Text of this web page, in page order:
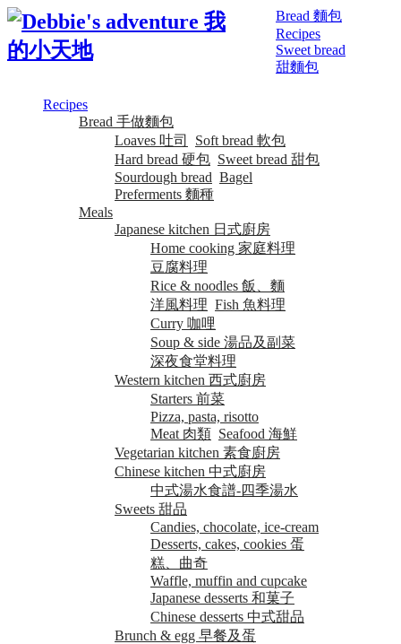
Recipes
Bread 手做麵包
Loaves 吐司
Soft bread 軟包
Hard bread 硬包 Sweet bread 甜包
Sourdough bread Bagel
Preferments 麵種
Meals
Japanese kitchen 日式廚房
Home cooking 家庭料理
豆腐料理
Rice & noodles 飯、麵
洋風料理 Fish 魚料理
Curry 咖哩
Soup & side 湯品及副菜
深夜食堂料理
Western kitchen 西式廚房
Starters 前菜
Pizza, pasta, risotto
Meat 肉類 Seafood 海鮮
Vegetarian kitchen 素食廚房
Chinese kitchen 中式廚房
中式湯水食譜-四季湯水
Sweets 甜品
Candies, chocolate, ice-cream
Desserts, cakes, cookies 蛋
糕、曲奇
Waffle, muffin and cupcake
Japanese desserts 和菓子
Chinese desserts 中式甜品
Brunch & egg 早餐及蛋
Bread 麵包
Recipes
Sweet bread
甜麵包